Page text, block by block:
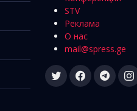
STV
Реклама
О нас
mail@spress.ge